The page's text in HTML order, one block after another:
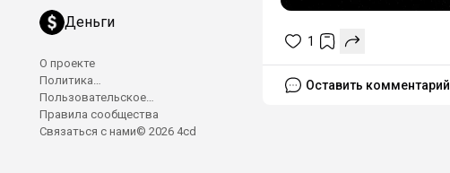
Деньги
О проекте
Политика
конфиденциальности
Пользовательское
соглашение
Правила сообщества
Связаться с нами© 2026 4cd
1
Оставить комментарий